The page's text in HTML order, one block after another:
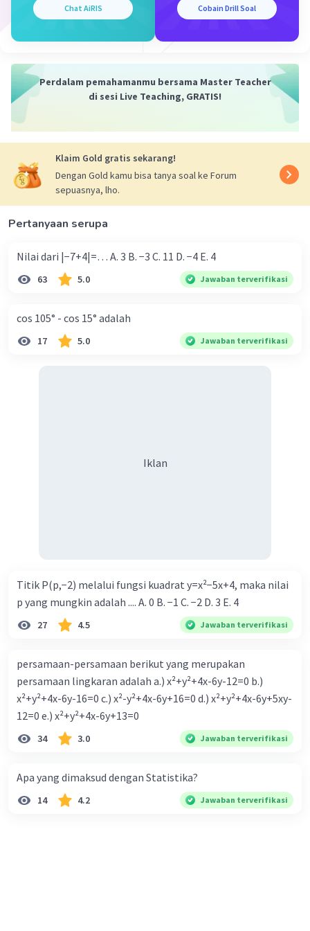
benar, melainkan sebaliknya "P kurang dari Q" adalah
pernyataan yang benar.
Chat AiRIS Cobain Drill Soal
Perdalam pemahamanmu bersama Master Teacher
di sesi Live Teaching, GRATIS!
Klaim Gold gratis sekarang!
Dengan Gold kamu bisa tanya soal ke Forum
sepuasnya, lho.
Pertanyaan serupa
Nilai dari |−7+4|=… A. 3 B. −3 C. 11 D. −4 E. 4
63 5.0 Jawaban terverifikasi
cos 105° - cos 15° adalah
17 5.0 Jawaban terverifikasi
Iklan
Titik P(p,−2) melalui fungsi kuadrat y=x²−5x+4, maka nilai
p yang mungkin adalah .... A. 0 B. −1 C. −2 D. 3 E. 4
27 4.5 Jawaban terverifikasi
persamaan-persamaan berikut yang merupakan
persamaan lingkaran adalah a.) x²+y²+4x-6y-12=0 b.)
x²+y²+4x-6y-16=0 c.) x²-y²+4x-6y+16=0 d.) x²+y²+4x-6y+5xy-
12=0 e.) x²+y²+4x-6y+13=0
34 3.0 Jawaban terverifikasi
Apa yang dimaksud dengan Statistika?
14 4.2 Jawaban terverifikasi